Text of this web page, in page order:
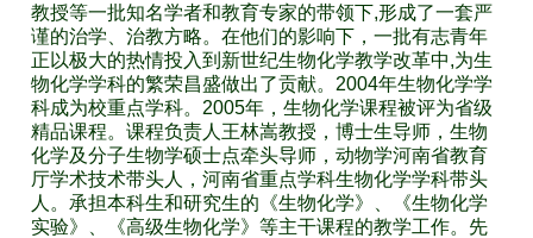
教授等一批知名学者和教育专家的带领下,形成了一套严
谨的治学、治教方略。在他们的影响下，一批有志青年
正以极大的热情投入到新世纪生物化学教学改革中,为生
物化学学科的繁荣昌盛做出了贡献。2004年生物化学学
科成为校重点学科。2005年，生物化学课程被评为省级
精品课程。课程负责人王林嵩教授，博士生导师，生物
化学及分子生物学硕士点牵头导师，动物学河南省教育
厅学术技术带头人，河南省重点学科生物化学学科带头
人。承担本科生和研究生的《生物化学》、《生物化学
实验》、《高级生物化学》等主干课程的教学工作。先